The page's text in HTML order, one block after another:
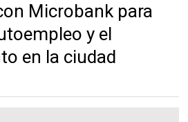
Microbank para
y el
en la ciudad